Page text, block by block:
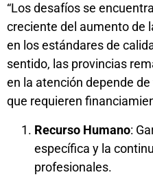
“Los desafíos se
creciente del aumento de
en los estándares de
sentido, las provincias
en la atención depende
que requieren
Recurso Humano:
específica y la
profesionales.